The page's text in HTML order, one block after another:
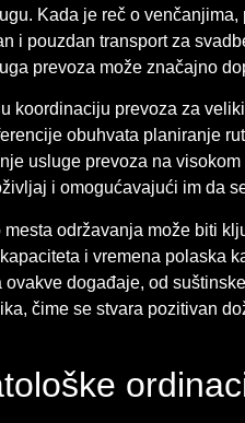
Kada je reč o
i pouzdan transport za
prevoza može značajno
koordinaciju prevoza za
obuhvata planiranje
usluge prevoza na
i omogućavajući im da
održavanja može biti
i vremena polaska
događaje, od
čime se stvara pozitivan